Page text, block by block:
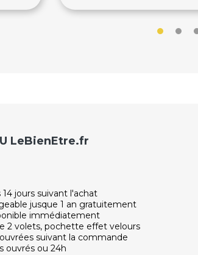
LeBienEtre.fr
jours suivant l'achat
jusque 1 an gratuitement
immédiatement
2 volets, pochette effet velours
suivant la commande
ouvrés ou 24h